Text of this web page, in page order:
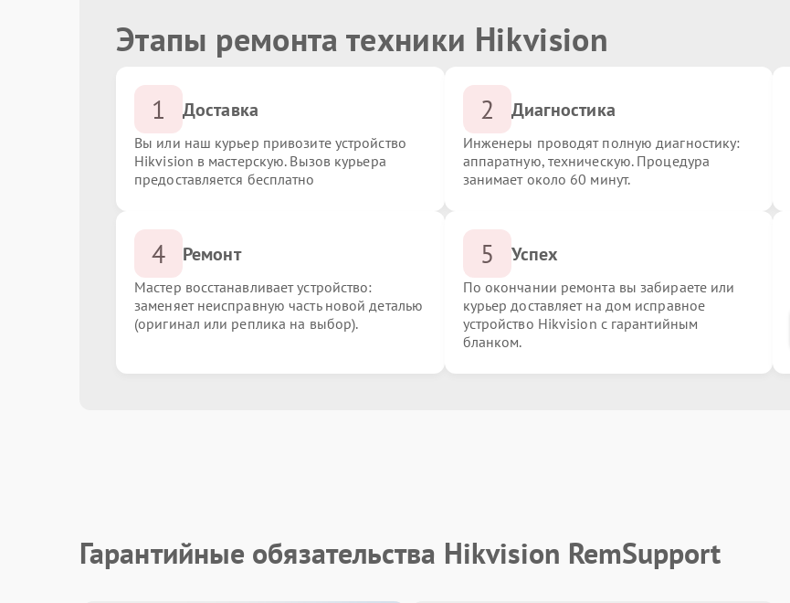
Этапы ремонта техники Hikvision
1 Доставка
Вы или наш курьер привозите устройство
Hikvision в мастерскую. Вызов курьера
предоставляется бесплатно
2 Диагностика
Инженеры проводят полную диагностику:
аппаратную, техническую. Процедура
занимает около 60 минут.
4 Ремонт
Мастер восстанавливает устройство:
заменяет неисправную часть новой деталью
(оригинал или реплика на выбор).
5 Успех
По окончании ремонта вы забираете или
курьер доставляет на дом исправное
устройство Hikvision с гарантийным
бланком.
Гарантийные обязательства Hikvision RemSupport